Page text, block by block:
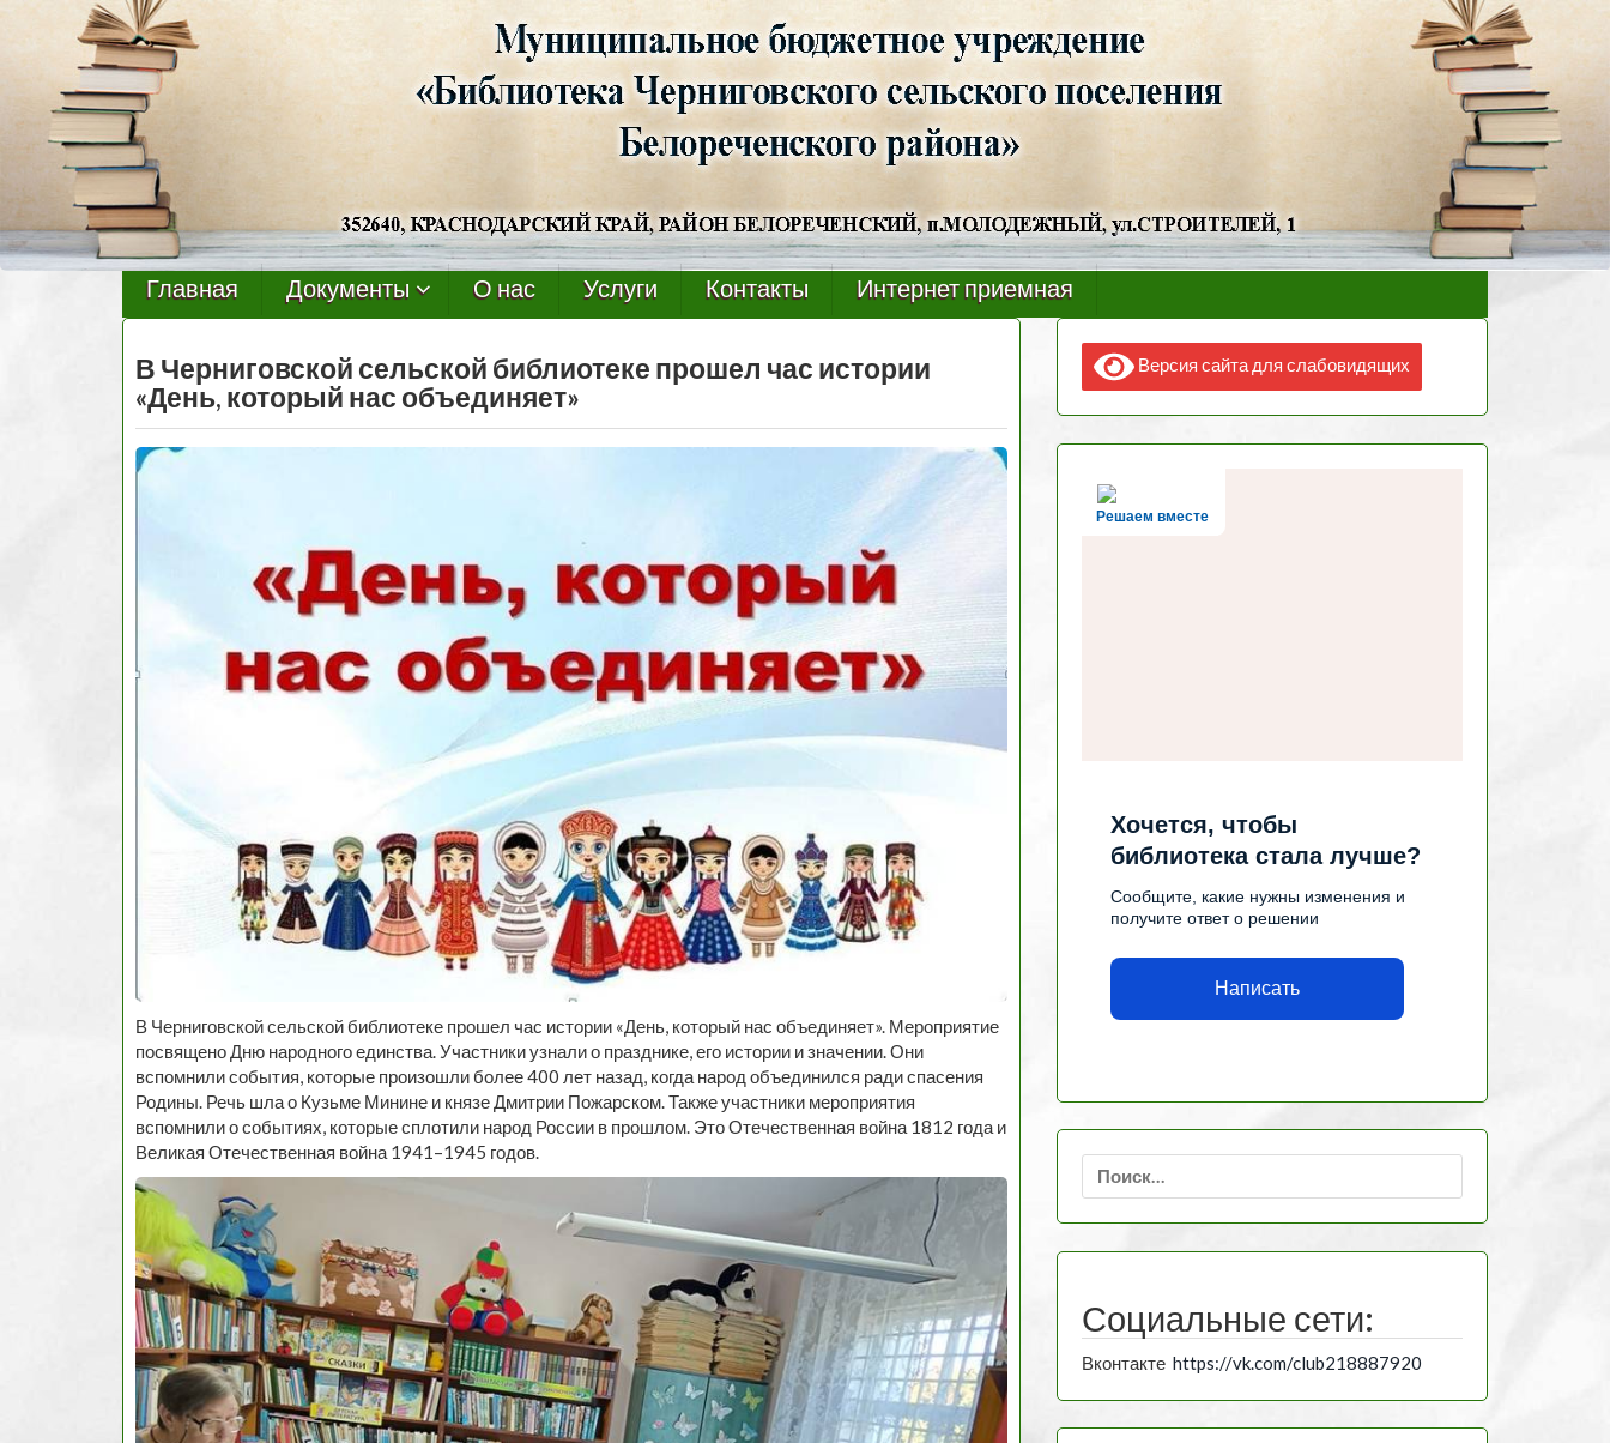
Черниговская
библиотека
Главная Документы О нас Услуги Контакты Интернет приемная
В Черниговской сельской библиотеке прошел час истории
«День, который нас объединяет»
В Черниговской сельской библиотеке прошел час истории «День, который нас объединяет». Мероприятие
посвящено Дню народного единства. Участники узнали о празднике, его истории и значении. Они
вспомнили события, которые произошли более 400 лет назад, когда народ объединился ради спасения
Родины. Речь шла о Кузьме Минине и князе Дмитрии Пожарском. Также участники мероприятия
вспомнили о событиях, которые сплотили народ России в прошлом. Это Отечественная война 1812 года и
Великая Отечественная война 1941–1945 годов.
Версия сайта для слабовидящих
Решаем вместе
Хочется, чтобы
библиотека стала лучше?
Сообщите, какие нужны изменения и
получите ответ о решении
Написать
Найти:
Социальные сети:
Вконтакте https://vk.com/club218887920